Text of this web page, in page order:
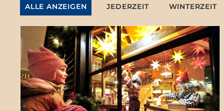
ALLE ANZEIGEN JEDERZEIT WINTERZEIT